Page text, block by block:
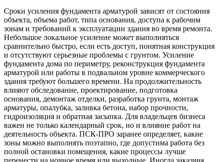
Сроки усиления фундамента арматурой зависят от состояния
объекта, объема работ, типа основания, доступа к рабочим
зонам и требований к эксплуатации здания во время ремонта.
Небольшое локальное усиление может выполняться
сравнительно быстро, если есть доступ, понятная конструкция
и отсутствуют серьезные проблемы с грунтом. Усиление
фундамента дома по периметру, реконструкция фундамента
арматурой или работы в подвальном уровне коммерческого
здания требуют большего времени. На продолжительность
влияют обследование, проектирование, подготовка
основания, демонтаж отделки, разработка грунта, монтаж
арматуры, опалубка, заливка бетона, набор прочности,
гидроизоляция и обратная засыпка. Для владельцев бизнеса
важен не только календарный срок, но и влияние работ на
деятельность объекта. ПСК-ПРО заранее определяет, какие
зоны можно выполнять поэтапно, где допустима работа без
полной остановки помещения, какие процессы лучше